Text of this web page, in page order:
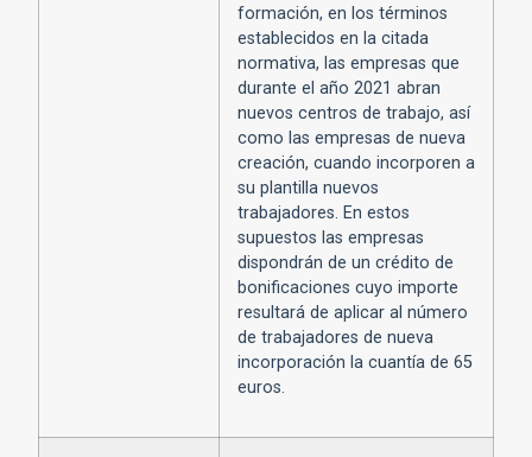
formación, en los términos
establecidos en la citada
normativa, las empresas que
durante el año 2021 abran
nuevos centros de trabajo, así
como las empresas de nueva
creación, cuando incorporen a
su plantilla nuevos
trabajadores. En estos
supuestos las empresas
dispondrán de un crédito de
bonificaciones cuyo importe
resultará de aplicar al número
de trabajadores de nueva
incorporación la cuantía de 65
euros.